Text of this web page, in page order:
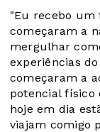
"Eu recebo um
começaram a
mergulhar
experiências
começaram a
potencial físico
hoje em dia
viajam comigo